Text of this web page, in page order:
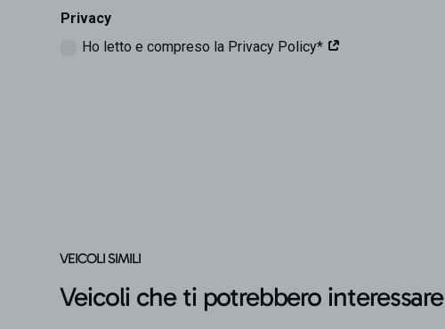
Privacy
Ho letto e compreso la Privacy Policy*
VEICOLI SIMILI
Veicoli che ti potrebbero interessare